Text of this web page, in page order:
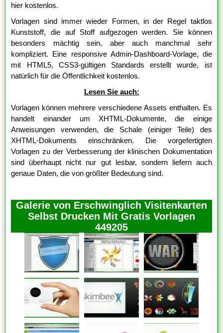
hier kostenlos.
Vorlagen sind immer wieder Formen, in der Regel taktlos
Kunststoff, die auf Stoff aufgezogen werden. Sie können
besonders mächtig sein, aber auch manchmal sehr
kompliziert. Eine responsive Admin-Dashboard-Vorlage, die
mit HTML5, CSS3-gültigen Standards erstellt wurde, ist
natürlich für die Öffentlichkeit kostenlos.
Lesen Sie auch:
Vorlagen können mehrere verschiedene Assets enthalten. Es
handelt einander um XHTML-Dokumente, die einige
Anweisungen verwenden, die Schale (einiger Teile) des
XHTML-Dokuments einschränken. Die vorgefertigten
Vorlagen zu der Verbesserung der klinischen Dokumentation
sind überhaupt nicht nur gut lesbar, sondern liefern auch
genaue Daten, die von größter Bedeutung sind.
Galerie von Erschwinglich Visitenkarten
Selbst Drucken Mit Gratis Vorlagen
449205